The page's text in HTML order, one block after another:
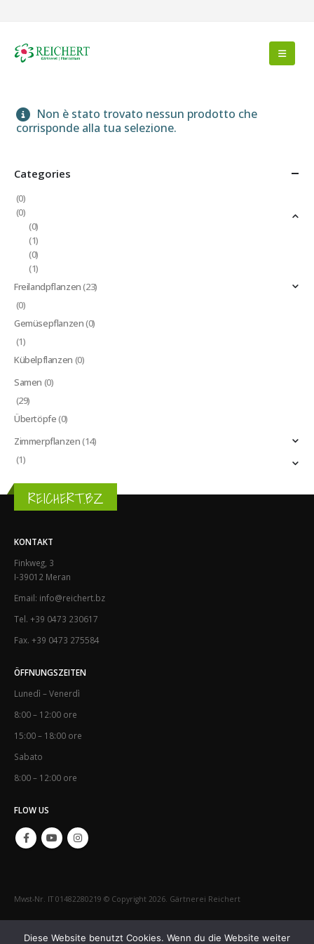
Non è stato trovato nessun prodotto che
corrisponde alla tua selezione.
Categories
(0)
(0)
(0)
(1)
(0)
(1)
Freilandpflanzen(23)
(0)
Gemüsepflanzen(0)
(1)
Kübelpflanzen (0)
Samen (0)
(29)
Übertöpfe(0)
Zimmerpflanzen(14)
(1)
REICHERT.BZ
KONTAKT
Finkweg, 3
I-39012 Meran
Email: info@reichert.bz
Tel. +39 0473 230617
Fax. +39 0473 275584
ÖFFNUNGSZEITEN
Lunedì – Venerdì
8:00 – 12:00 ore
15:00 – 18:00 ore
Sabato
8:00 – 12:00 ore
FLOW US
Mwst-Nr. IT 01482280219 © Copyright 2026. Gärtnerei Reichert
Diese Website benutzt Cookies. Wenn du die Website weiter